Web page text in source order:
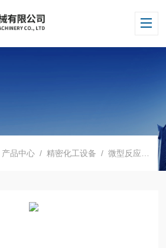
产品中心 / 精密化工设备 /微型反应釜 /